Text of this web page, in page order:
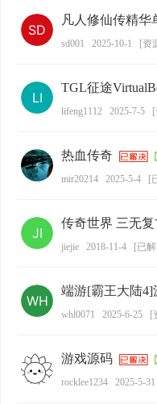
凡人修仙传精华
sd001 2025-10-1 [资
TGL征途
lifeng1112 2025-7-5 [
热血传奇
mir20214 2025-5-4 [
传奇世界 三无
jiejie 2018-11-4 [已
端游[霸王大陆4]
whl0071 2025-6-25 [
游戏源码
rocklee1234 2025-5-31